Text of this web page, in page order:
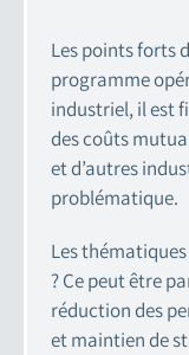
Les points forts
programme
industriel, il est
des coûts
et d’autres
problématique.
Les
? Ce peut être
réduction des
et maintien de